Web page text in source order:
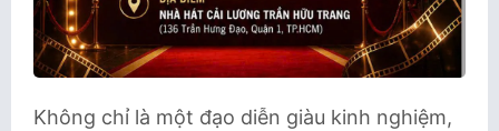
Không chỉ là một đạo diễn giàu kinh nghiệm,